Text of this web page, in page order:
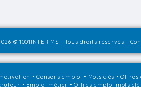
© 1001INTERIMS - Tous droits réservés -
•Conseils emploi • Mots clés •Offres
• Emploi métier •Offres emploi mots